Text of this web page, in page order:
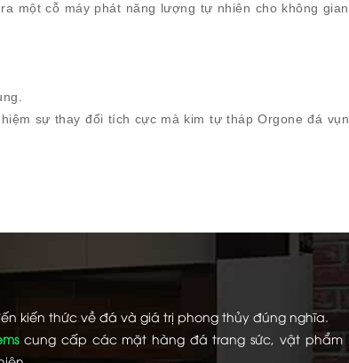
một cỗ máy phát năng lượng tự nhiên cho không gian
sự thay đổi tích cực mà kim tự tháp Orgone đá vụn
kiến thức về đá và giá trị phong thủy đúng nghĩa.
cung cấp các mặt hàng đá trang sức, vật phẩm